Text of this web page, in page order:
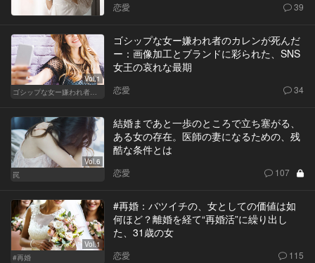
恋愛 39
Vol.1
ゴシップな女ー嫌われ者のカレンが死んだ
ー：画像加工とブランドに彩られた、SNS
女王の哀れな最期
恋愛 34
Vol.6
罠
結婚まであと一歩のところで立ち塞がる、
ある女の存在。医師の妻になるための、残
酷な条件とは
恋愛 107
Vol.1
#再婚
#再婚：バツイチの、女としての価値は如
何ほど？離婚を経て“再婚活”に繰り出し
た、31歳の女
恋愛 115